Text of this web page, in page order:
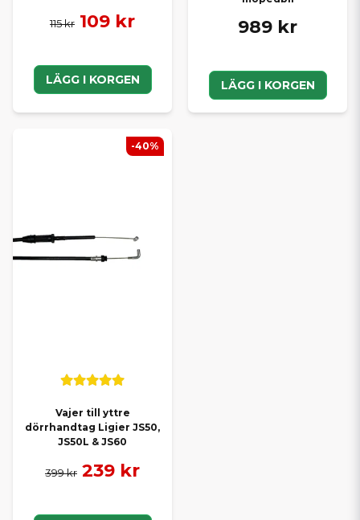
115 kr 109 kr
LÄGG I KORGEN
989 kr
LÄGG I KORGEN
Vajer till yttre
dörrhandtag Ligier JS50,
JS50L & JS60
399 kr 239 kr
-40%